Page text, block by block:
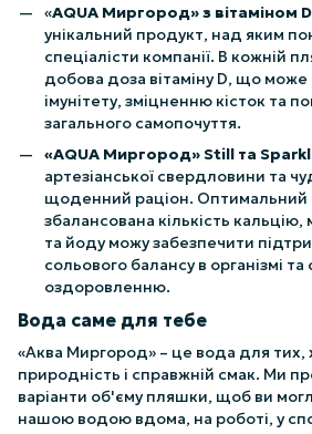
«AQUA Миргород» з вітаміном
унікальний продукт, над яким
спеціалісти компанії. В кожній
добова доза вітаміну D, що може
імунітету, зміцненню кісток та
загального самопочуття.
«AQUA Миргород» Still та
артезіанської свердловини та
щоденний раціон. Оптимальний
збалансована кількість кальцію,
та йоду можу забезпечити
сольового балансу в організмі
оздоровленню.
Вода саме для тебе
«Аква Миргород» – це вода для тих,
природність і справжній смак. Ми
варіанти об'єму пляшки, щоб ви
нашою водою вдома, на роботі, у